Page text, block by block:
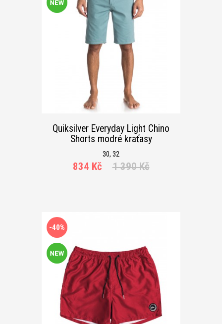
Quiksilver Everyday Light Chino
Shorts modré kraťasy
30, 32
834 Kč 1 390 Kč
-40%